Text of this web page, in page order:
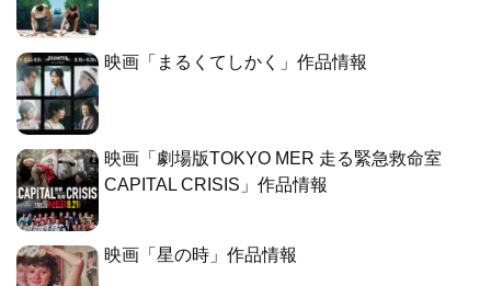
映画「まるくてしかく」作品情報
映画「劇場版TOKYO MER 走る緊急救命室
CAPITAL CRISIS」作品情報
映画「星の時」作品情報